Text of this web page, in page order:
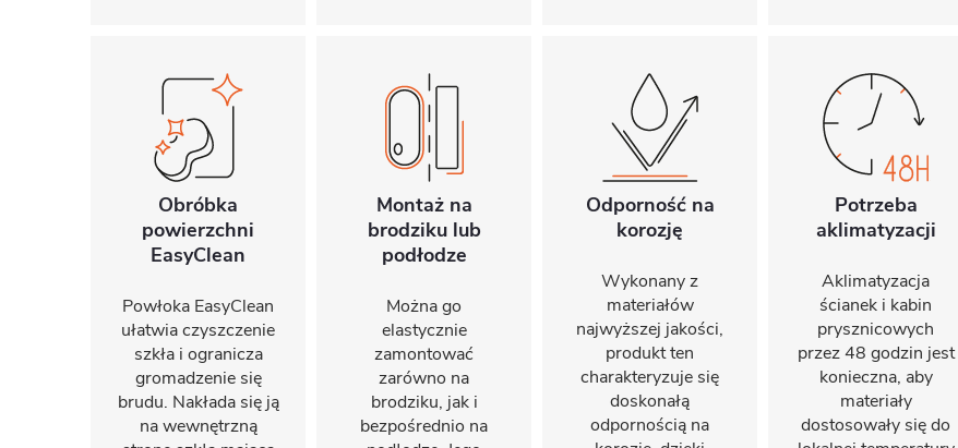
Obróbka
powierzchni
EasyClean
Powłoka EasyClean
ułatwia czyszczenie
szkła i ogranicza
gromadzenie się
brudu. Nakłada się ją
na wewnętrzną
Montaż na
brodziku lub
podłodze
Można go
elastycznie
zamontować
zarówno na
brodziku, jak i
bezpośrednio na
Odporność na
korozję
Wykonany z
materiałów
najwyższej jakości,
produkt ten
charakteryzuje się
doskonałą
odpornością na
Potrzeba
aklimatyzacji
Aklimatyzacja
ścianek i kabin
prysznicowych
przez 48 godzin jest
konieczna, aby
materiały
dostosowały się do